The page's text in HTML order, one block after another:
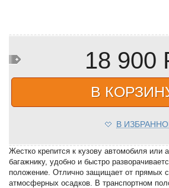
18 900
В
В
Жестко крепится к кузову автомобиля или
багажнику, удобно и быстро
положение. Отлично защищает от прямых
атмосферных осадков. В транспортном